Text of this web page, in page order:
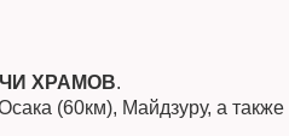
ХРАМОВ.
(60км), Майдзуру, а также